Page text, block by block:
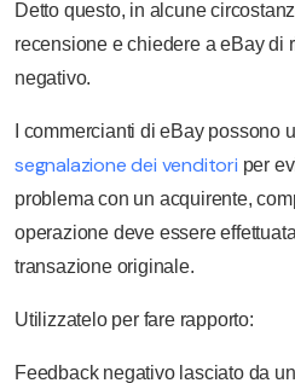
Detto questo, in alcune
recensione e chiedere a eBay di
negativo.
I commercianti di eBay possono
segnalazione dei venditori per
problema con un acquirente,
operazione deve essere
transazione originale.
Utilizzatelo per fare rapporto:
Feedback negativo lasciato da